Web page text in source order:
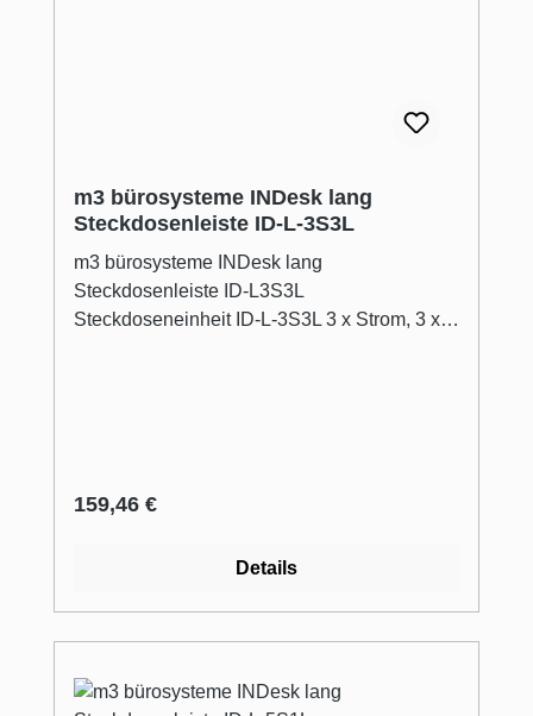
m3 bürosysteme INDesk lang
Steckdosenleiste ID-L-3S3L
m3 bürosysteme INDesk lang
Steckdosenleiste ID-L3S3L
Steckdoseneinheit ID-L-3S3L 3 x Strom, 3 x
Regulärer Preis:
159,46 €
Details